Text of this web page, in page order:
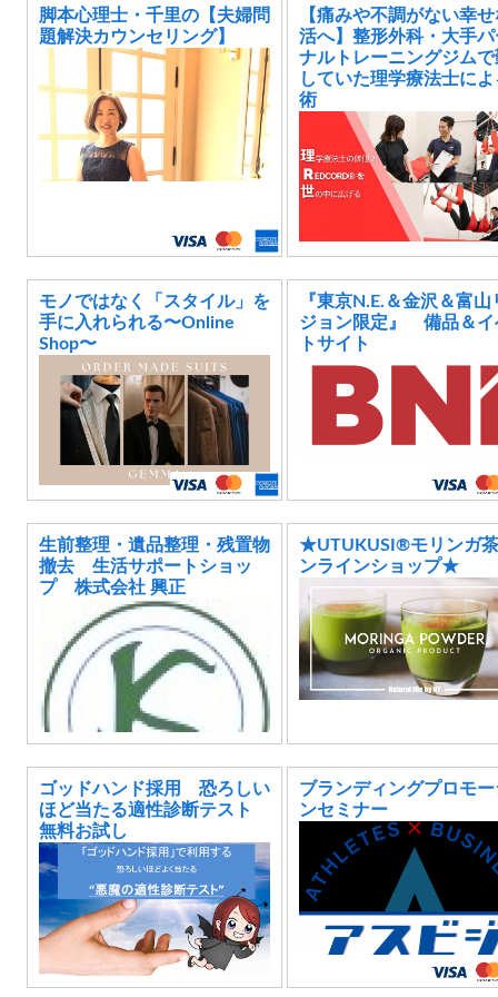
脚本心理士・千里の【夫婦問
題解決カウンセリング】
【痛みや不調がない幸
活へ】整形外科・大手パ
ナルトレーニングジムで
していた理学療法士に
術
モノではなく「スタイル」を
手に入れられる〜Online
Shop〜
『東京N.E.＆金沢＆富山
ジョン限定』 備品＆イ
トサイト
生前整理・遺品整理・残置物
撤去 生活サポートショッ
プ 株式会社 興正
★UTUKUSI®モリンガ
ンラインショップ★
ゴッドハンド採用 恐ろしい
ほど当たる適性診断テスト
無料お試し
ブランディングプロモ
ンセミナー